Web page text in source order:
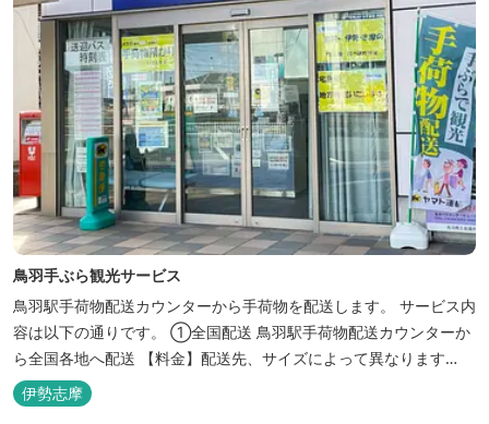
鳥羽手ぶら観光サービス
鳥羽駅手荷物配送カウンターから手荷物を配送します。 サービス内
容は以下の通りです。 ①全国配送 鳥羽駅手荷物配送カウンターか
ら全国各地へ配送 【料金】配送先、サイズによって異なります
【締切時間】15：30まで ※15：30以降は翌日発送になります ②
ホテル配送 鳥羽・伊勢・志摩の宿泊施設 (一部離島除く） 【料金】
伊勢志摩